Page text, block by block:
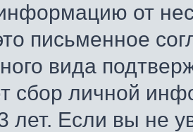
от
письменное
вида
сбор личной
лет. Если вы не